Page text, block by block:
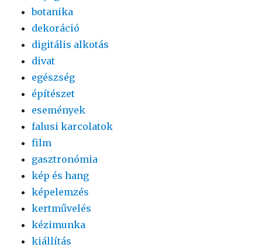
botanika
dekoráció
digitális alkotás
divat
egészség
építészet
események
falusi karcolatok
film
gasztronómia
kép és hang
képelemzés
kertművelés
kézimunka
kiállítás